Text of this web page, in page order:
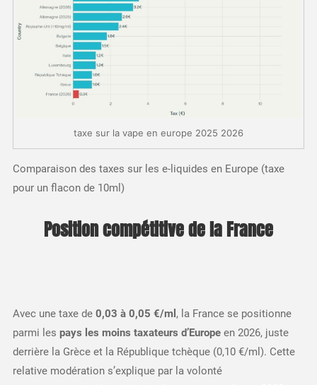
taxe sur la vape en europe 2025 2026
Comparaison des taxes sur les e-liquides en Europe (taxe
pour un flacon de 10ml)
Position compétitive de la France
Avec une taxe de 0,03 à 0,05 €/ml , la France se positionne
parmi les pays les moins taxateurs d’Europeen 2026, juste
derrière la Grèce et la République tchèque (0,10 €/ml). Cette
relative modération s’explique par la volonté